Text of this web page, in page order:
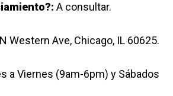
A consultar.
Western Ave, Chicago, IL 60625.
a Viernes (9am-6pm) y Sábados